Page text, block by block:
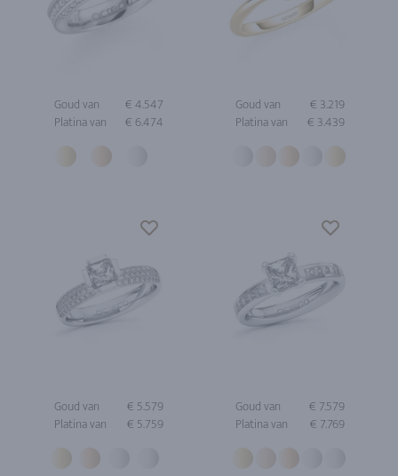
Goud van
€ 4.547
Platina van
€ 6.474
Goud van
€ 3.219
Platina van
€ 3.439
Goud van
€ 5.579
Platina van
€ 5.759
Goud van
€ 7.579
Platina van
€ 7.769